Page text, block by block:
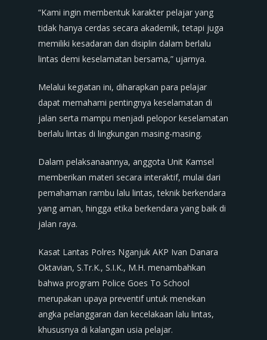
“Kami ingin membentuk karakter pelajar yang
tidak hanya cerdas secara akademik, tetapi juga
memiliki kesadaran dan disiplin dalam berlalu
lintas demi keselamatan bersama,” ujarnya.
Melalui kegiatan ini, diharapkan para pelajar
dapat memahami pentingnya keselamatan di
jalan serta mampu menjadi pelopor keselamatan
berlalu lintas di lingkungan masing-masing.
Dalam pelaksanaannya, anggota Unit Kamsel
memberikan materi secara interaktif, mulai dari
pemahaman rambu lalu lintas, teknik berkendara
yang aman, hingga etika berkendara yang baik di
jalan raya.
Kasat Lantas Polres Nganjuk AKP Ivan Danara
Oktavian, S.Tr.K., S.I.K., M.H. menambahkan
bahwa program Police Goes To School
merupakan upaya preventif untuk menekan
angka pelanggaran dan kecelakaan lalu lintas,
khususnya di kalangan usia pelajar.